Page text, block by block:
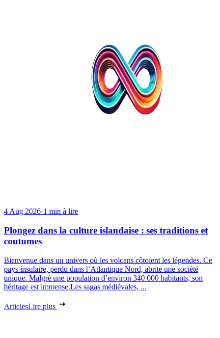
4 Aug 2026·1 min à lire
Plongez dans la culture islandaise : ses traditions et
coutumes
Bienvenue dans un univers où les volcans côtoient les légendes. Ce
pays insulaire, perdu dans l’Atlantique Nord, abrite une société
unique. Malgré une population d’environ 340 000 habitants, son
héritage est immense.Les sagas médiévales, ...
ArticlesLire plus